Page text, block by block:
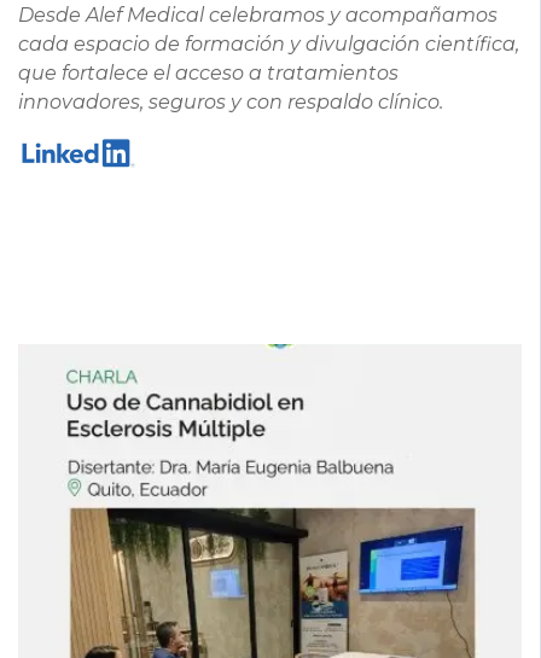
Desde Alef Medical celebramos y acompañamos
cada espacio de formación y divulgación científica,
que fortalece el acceso a tratamientos
innovadores, seguros y con respaldo clínico.